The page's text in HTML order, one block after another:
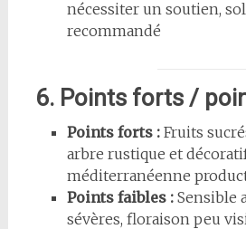
nécessiter un soutien,
recommandé
6. Points forts /
Points forts :Fruits
arbre rustique et
méditerranéenne
Points faibles :Sensible
sévères, floraison peu